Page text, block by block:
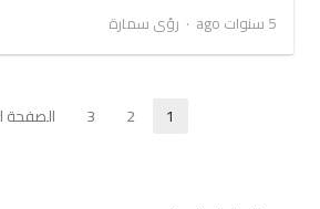
5 سنوات ago
Author
رؤى سمارة
Page 1
Page 2
Page 3 الصفحة